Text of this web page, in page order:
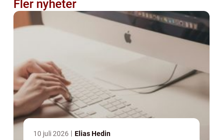
Fler nyheter
10 juli 2026 Elias Hedin